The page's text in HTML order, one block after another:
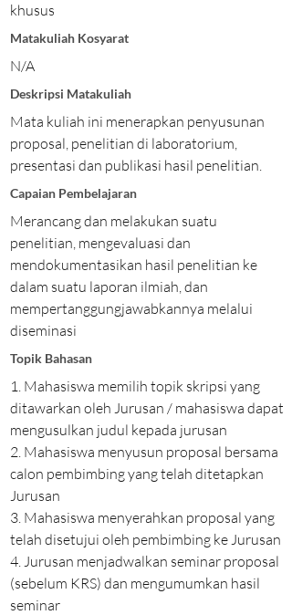
khusus
Matakuliah Kosyarat
N/A
Deskripsi Matakuliah
Mata kuliah ini menerapkan penyusunan
proposal, penelitian di laboratorium,
presentasi dan publikasi hasil penelitian.
Capaian Pembelajaran
Merancang dan melakukan suatu
penelitian, mengevaluasi dan
mendokumentasikan hasil penelitian ke
dalam suatu laporan ilmiah, dan
mempertanggungjawabkannya melalui
diseminasi
Topik Bahasan
1. Mahasiswa memilih topik skripsi yang
ditawarkan oleh Jurusan / mahasiswa dapat
mengusulkan judul kepada jurusan
2. Mahasiswa menyusun proposal bersama
calon pembimbing yang telah ditetapkan
Jurusan
3. Mahasiswa menyerahkan proposal yang
telah disetujui oleh pembimbing ke Jurusan
4. Jurusan menjadwalkan seminar proposal
(sebelum KRS) dan mengumumkan hasil
seminar